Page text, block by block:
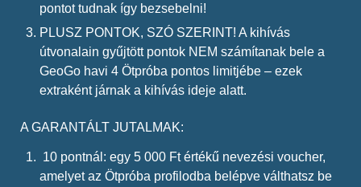
pontot tudnak így bezsebelni!
PLUSZ PONTOK, SZÓ SZERINT! A kihívás
útvonalain gyűjtött pontok NEM számítanak bele a
GeoGo havi 4 Ötpróba pontos limitjébe – ezek
extraként járnak a kihívás ideje alatt.
A GARANTÁLT JUTALMAK:
10 pontnál: egy 5 000 Ft értékű nevezési voucher,
amelyet az Ötpróba profilodba belépve válthatsz be